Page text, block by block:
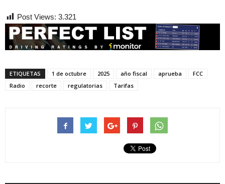
Post Views: 3.321
ETIQUETAS 1 de octubre 2025 año fiscal aprueba
FCC
Radio
recorte regulatorias Tarifas